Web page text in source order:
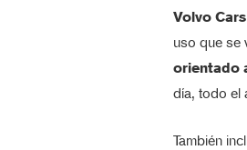
Volvo Cars
uso que se
orientado
día, todo el
También